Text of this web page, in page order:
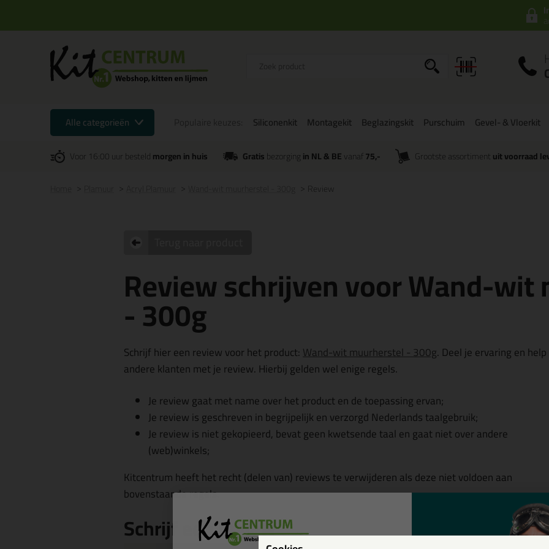
Alle categorieën Siliconenkit Montagekit Beglazingskit Purschuim Gevel- & Vloerkit
Voor 16:00 uur besteldmorgen in huis Gratisbezorgingin NL & BEvanaf 75,- Grootste assortiment uit voorraad
Review
Review schrijven voor Wand-
- 300g
Schrijf hier een review voor het product:Wand-wit muurherstel - 300g. Deel je ervaring en help
andere klanten met je review. Hierbij gelden wel enige regels.
Je review gaat met name over het product en de toepassing ervan;
Je review is geschreven in begrijpelijk en verzorgd Nederlands taalgebruik;
Je review is niet gekopieerd, bevat geen kwetsende taal en gaat niet over andere
(web)winkels;
Kitcentrum heeft het recht (delen van) reviews te verwijderen als deze niet voldoen aan
bovenstaande regels.
Schrijf een review